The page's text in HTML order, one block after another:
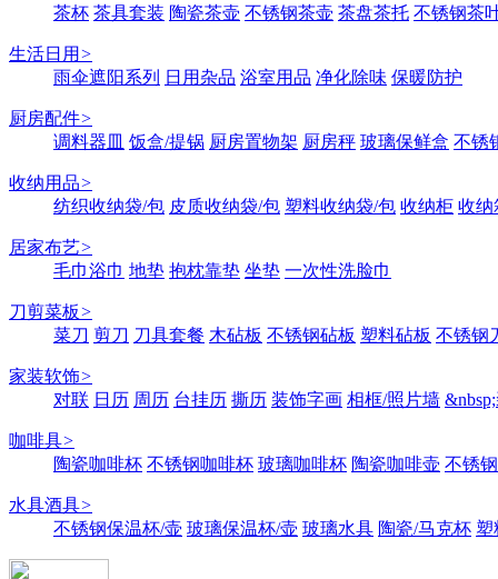
茶杯 茶具套装 陶瓷茶壶 不锈钢茶壶 茶盘茶托 不锈钢茶
生活日用 >
雨伞遮阳系列
日用杂品 浴室用品 净化除味 保暖防护
厨房配件>
调料器皿 饭盒/提锅 厨房置物架 厨房秤 玻璃保鲜盒 不锈
收纳用品>
纺织收纳袋/包 皮质收纳袋/包 塑料收纳袋/包 收纳柜 收纳
居家布艺>
毛巾浴巾 地垫 抱枕靠垫 坐垫 一次性洗脸巾
刀剪菜板>
菜刀 剪刀 刀具套餐 木砧板 不锈钢砧板 塑料砧板 不锈钢
家装软饰>
对联 日历 周历 台挂历 撕历 装饰字画 相框/照片墙
咖啡具>
陶瓷咖啡杯 不锈钢咖啡杯 玻璃咖啡杯 陶瓷咖啡壶 不锈
水具酒具>
不锈钢保温杯/壶 玻璃保温杯/壶 玻璃水具 陶瓷/马克杯 塑